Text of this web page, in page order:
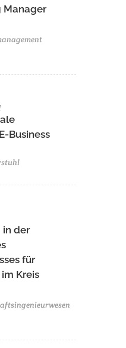
Manager
Business
der
für
Kreis